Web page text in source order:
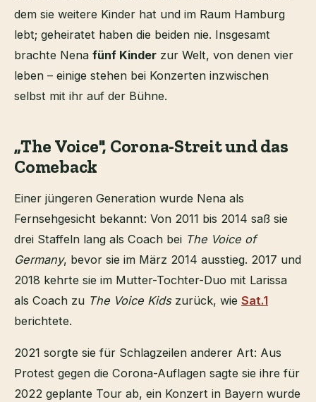
dem sie weitere Kinder hat und im Raum Hamburg
lebt; geheiratet haben die beiden nie. Insgesamt
brachte Nena fünf Kinder zur Welt, von denen vier
leben – einige stehen bei Konzerten inzwischen
selbst mit ihr auf der Bühne.
„The Voice", Corona-Streit und das
Comeback
Einer jüngeren Generation wurde Nena als
Fernsehgesicht bekannt: Von 2011 bis 2014 saß sie
drei Staffeln lang als Coach bei The Voice of
Germany, bevor sie im März 2014 ausstieg. 2017 und
2018 kehrte sie im Mutter-Tochter-Duo mit Larissa
als Coach zu The Voice Kidszurück, wie Sat.1
berichtete.
2021 sorgte sie für Schlagzeilen anderer Art: Aus
Protest gegen die Corona-Auflagen sagte sie ihre für
2022 geplante Tour ab, ein Konzert in Bayern wurde